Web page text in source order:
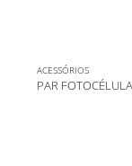
ACESSÓRIOS
PAR